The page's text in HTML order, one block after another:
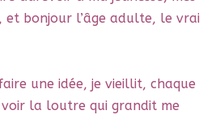
et bonjour l’âge adulte, le vrai
une idée, je vieillit, chaque
la loutre qui grandit me